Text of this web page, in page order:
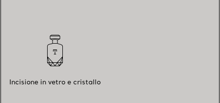
Incisione in vetro e cristallo